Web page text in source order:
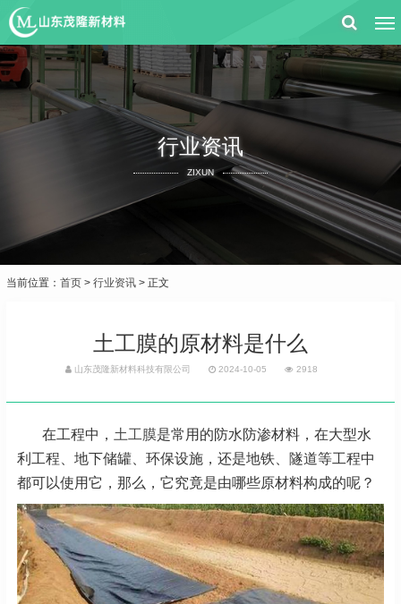
行业资讯
ZIXUN
当前位置： 首页 > 行业资讯 > 正文
土工膜的原材料是什么
山东茂隆新材料科技有限公司 2024-10-05 2918
在工程中， 土工膜是常用的防水防渗材料，在大型水
利工程、地下储罐、环保设施，还是地铁、隧道等工程中
都可以使用它，那么，它究竟是由哪些原材料构成的呢？